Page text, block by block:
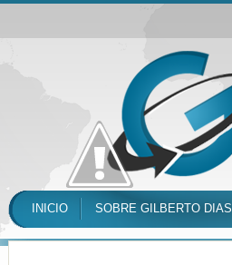
INICIO SOBRE GILBERTO DIAS